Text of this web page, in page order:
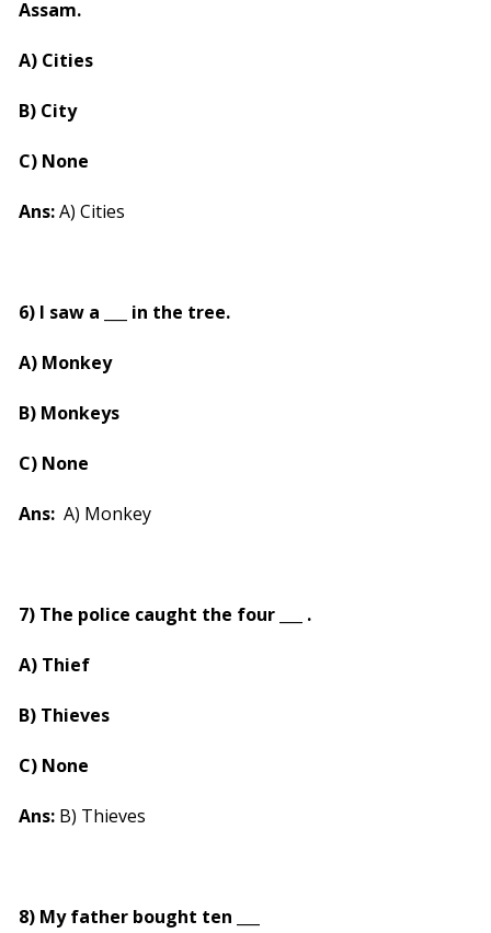
Assam.
A) Cities
B) City
C) None
Ans:A) Cities
6) I saw a ___ in the tree.
A) Monkey
B) Monkeys
C) None
Ans: A) Monkey
7) The police caught the four ___ .
A) Thief
B) Thieves
C) None
Ans: B) Thieves
8) My father bought ten ___